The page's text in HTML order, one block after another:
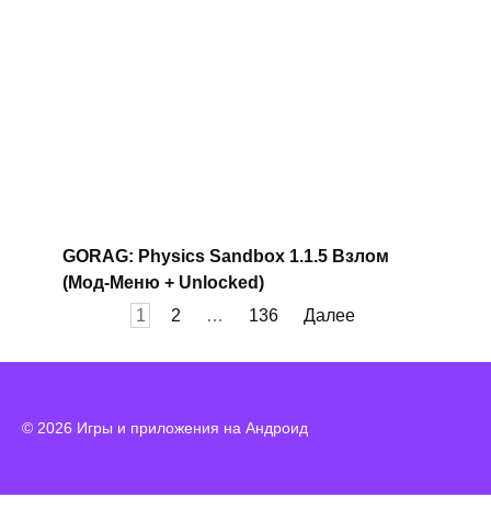
GORAG: Physics Sandbox 1.1.5 Взлом
(Мод-Меню + Unlocked)
1 2 … 136 Далее
© 2026 Игры и приложения на Андроид